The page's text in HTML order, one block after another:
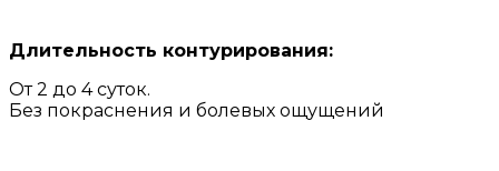
Длительность контурирования:
От 2 до 4 суток.
Без покраснения и болевых ощущений